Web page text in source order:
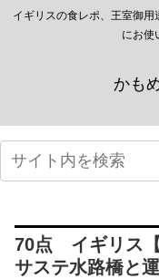
イギリスの食レポ、王室御
にお
かも
70点 イギリス
サステ水路橋と